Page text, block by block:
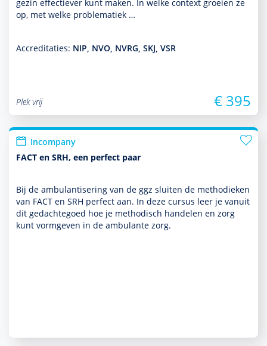
gezin effectiever kunt maken. In welke context groeien ze
op, met welke proble­ma­tiek …
Accreditaties: NIP, NVO, NVRG, SKJ, VSR
Plek vrij € 395
Incompany
FACT en SRH, een perfect paar
Bij de ambu­lantisering van de ggz sluiten de metho­dieken
van FACT en SRH perfect aan. In deze cursus leer je vanuit
dit gedachtegoed hoe je metho­disch han­delen en zorg
kunt vorm­geven in de ambu­lante zorg.